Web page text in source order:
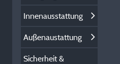
Innenausstattung
Außenaustattung
Sicherheit &